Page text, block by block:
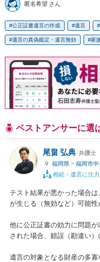
匿名希望 さん
公正証書遺言の作成 遺言
遺言の真偽鑑定・遺言無効 家
ベストアンサーに選
尾畠 弘典 弁護士
福岡県 > 福岡市中
相続・遺言に注
テスト結果が悪かった場合
が生じる（無効など）可能性
他に公正証書の効力に問題
された場合、錯誤（勘違い）
遺言の対象となる財産の多